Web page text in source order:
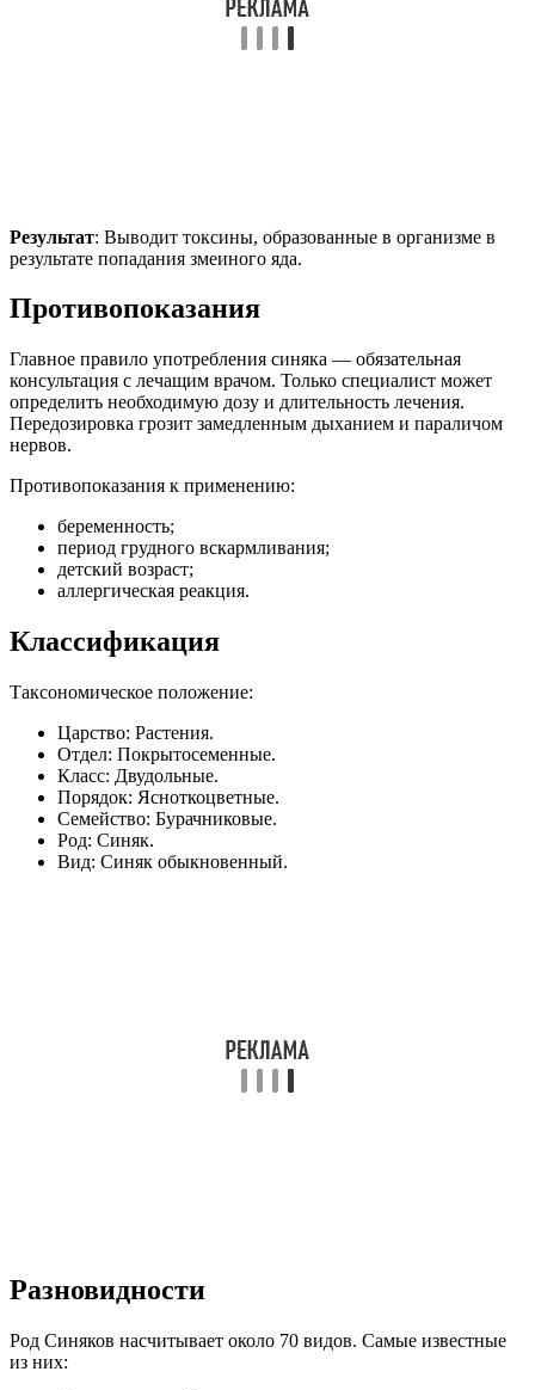
Результат: Выводит токсины, образованные в организме в
результате попадания змеиного яда.
Противопоказания
Главное правило употребления синяка — обязательная
консультация с лечащим врачом. Только специалист может
определить необходимую дозу и длительность лечения.
Передозировка грозит замедленным дыханием и параличом
нервов.
Противопоказания к применению:
беременность;
период грудного вскармливания;
детский возраст;
аллергическая реакция.
Классификация
Таксономическое положение:
Царство: Растения.
Отдел: Покрытосеменные.
Класс: Двудольные.
Порядок: Ясноткоцветные.
Семейство: Бурачниковые.
Род: Синяк.
Вид: Синяк обыкновенный.
Разновидности
Род Синяков насчитывает около 70 видов. Самые известные
из них: